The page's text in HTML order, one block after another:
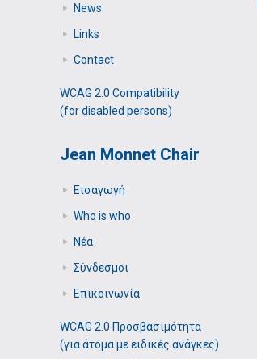
News
Links
Contact
WCAG 2.0 Compatibility
(for disabled persons)
Jean Monnet Chair
Εισαγωγή
Who is who
Νέα
Σύνδεσμοι
Επικοινωνία
WCAG 2.0 Προσβασιμότητα
(για άτομα με ειδικές ανάγκες)